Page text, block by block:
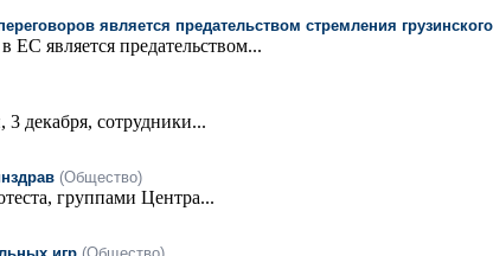
является предательством стремления
ЕС является предательством...
декабря, сотрудники...
(Общество)
группами Центра...